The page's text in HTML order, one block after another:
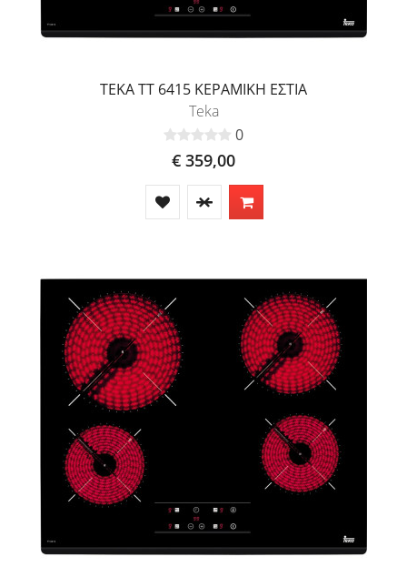
TEKA TT 6415 ΚΕΡΑΜΙΚΗ ΕΣΤΙΑ
Teka
0
€ 359,00